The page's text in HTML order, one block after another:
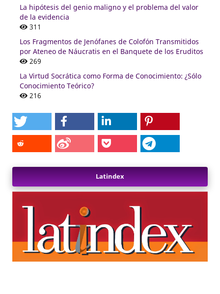
La hipótesis del genio maligno y el problema del valor
de la evidencia
311
Los Fragmentos de Jenófanes de Colofón Transmitidos
por Ateneo de Náucratis en el Banquete de los Eruditos
269
La Virtud Socrática como Forma de Conocimiento: ¿Sólo
Conocimiento Teórico?
216
Latindex